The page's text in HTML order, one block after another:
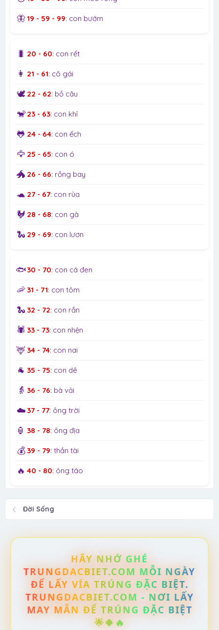
🦋 19 - 59 - 99: con bướm
🐛 20 - 60: con rết
👩 21 - 61: cô gái
🕊️ 22 - 62: bồ câu
🐒 23 - 63: con khỉ
🐸 24 - 64: con ếch
🦅 25 - 65: con ó
🐲 26 - 66: rồng bay
🐢 27 - 67: con rùa
🐓 28 - 68: con gà
🐍 29 - 69: con lươn
🐟30 - 70: con cá đen
🦐 31 - 71: con tôm
🐍 32 - 72: con rắn
🕷️ 33 - 73: con nhện
🦌 34 - 74: con nai
🐐 35 - 75: con dê
👵 36 - 76: bà vải
☁️ 37 - 77: ông trời
🏮 38 - 78: ông địa
💰 39 - 79: thần tài
🔥 40 - 80: ông táo
Đời Sống
HÃY NHỚ GHÉ
TRUNGDACBIET.COM MỖI NGÀY
ĐỂ LẤY VÍA TRÚNG ĐẶC BIỆT.
TRUNGDACBIET.COM - NƠI LẤY
MAY MẮN ĐỂ TRÚNG ĐẶC BIỆT
🌟🍀🔥